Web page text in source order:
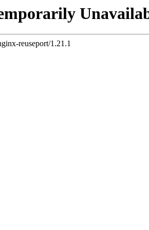
reuseport/1.21.1